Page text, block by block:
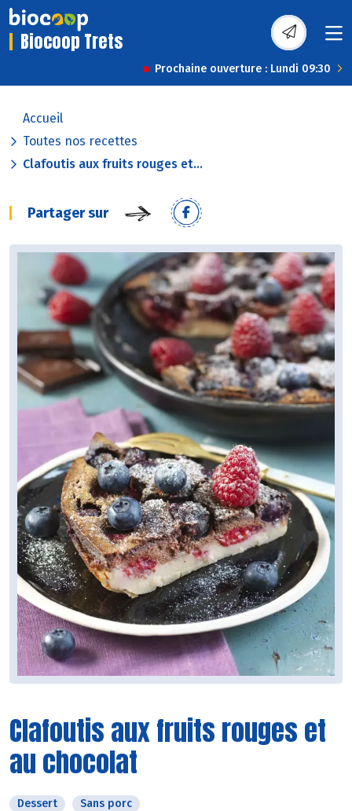
Biocoop Trets
Prochaine ouverture : Lundi 09:30
Accueil
Toutes nos recettes
Clafoutis aux fruits rouges et...
Partager sur
Clafoutis aux fruits rouges et
au chocolat
Dessert Sans porc